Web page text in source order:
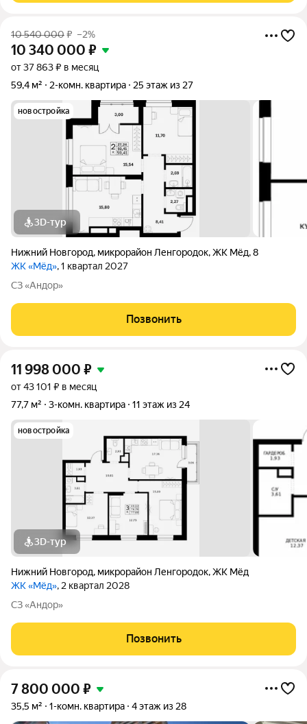
10 540 000₽ –2%
10 340 000 ₽
от 37 863 ₽ в месяц
59,4 м²
2-комн. квартира 25 этаж из 27
новостройка
3D-тур
Нижний Новгород, микрорайон Ленгородок,ЖК Мёд,8
ЖК «Мёд», 1 квартал 2027
СЗ «Андор»
Позвонить
11 998 000 ₽
от 43 101 ₽ в месяц
77,7 м²
3-комн. квартира 11 этаж из 24
новостройка
3D-тур
Нижний Новгород, микрорайон Ленгородок,ЖК Мёд
ЖК «Мёд», 2 квартал 2028
СЗ «Андор»
Позвонить
7 800 000 ₽
35,5 м² 1-комн. квартира 4 этаж из 28